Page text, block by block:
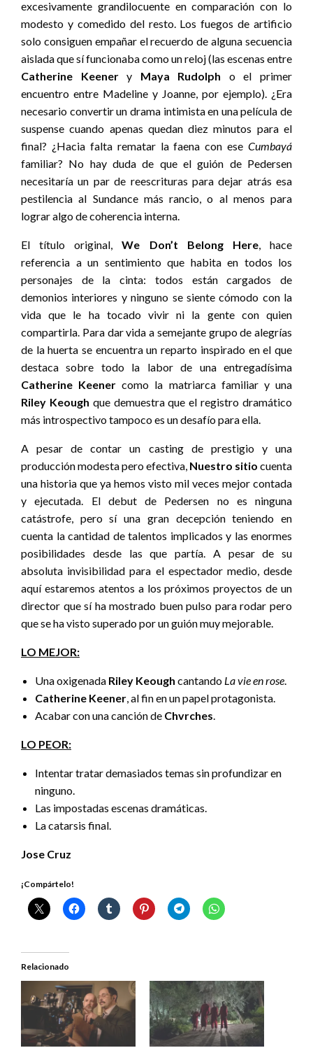
excesivamente grandilocuente en comparación con lo
modesto y comedido del resto. Los fuegos de artificio
solo consiguen empañar el recuerdo de alguna secuencia
aislada que sí funcionaba como un reloj (las escenas entre
Catherine Keenery Maya Rudolph o el primer
encuentro entre Madeline y Joanne, por ejemplo). ¿Era
necesario convertir un drama intimista en una película de
suspense cuando apenas quedan diez minutos para el
final? ¿Hacia falta rematar la faena con ese Cumbayá
familiar? No hay duda de que el guión de Pedersen
necesitaría un par de reescrituras para dejar atrás esa
pestilencia al Sundance más rancio, o al menos para
lograr algo de coherencia interna.
El título original,We Don’t Belong Here, hace
referencia a un sentimiento que habita en todos los
personajes de la cinta: todos están cargados de
demonios interiores y ninguno se siente cómodo con la
vida que le ha tocado vivir ni la gente con quien
compartirla. Para dar vida a semejante grupo de alegrías
de la huerta se encuentra un reparto inspirado en el que
destaca sobre todo la labor de una entregadísima
Catherine Keener como la matriarca familiar y una
Riley Keough que demuestra que el registro dramático
más introspectivo tampoco es un desafío para ella.
A pesar de contar un casting de prestigio y una
producción modesta pero efectiva, Nuestro sitio cuenta
una historia que ya hemos visto mil veces mejor contada
y ejecutada. El debut de Pedersen no es ninguna
catástrofe, pero sí una gran decepción teniendo en
cuenta la cantidad de talentos implicados y las enormes
posibilidades desde las que partía. A pesar de su
absoluta invisibilidad para el espectador medio, desde
aquí estaremos atentos a los próximos proyectos de un
director que sí ha mostrado buen pulso para rodar pero
que se ha visto superado por un guión muy mejorable.
LO MEJOR:
Una oxigenada Riley Keough cantando La vie en rose.
Catherine Keener, al fin en un papel protagonista.
Acabar con una canción de Chvrches.
LO PEOR:
Intentar tratar demasiados temas sin profundizar en
ninguno.
Las impostadas escenas dramáticas.
La catarsis final.
Jose Cruz
¡Compártelo!
Relacionado